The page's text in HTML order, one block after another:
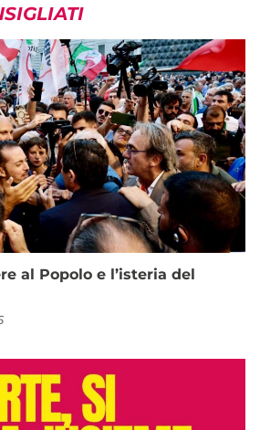
al Popolo e l’isteria del